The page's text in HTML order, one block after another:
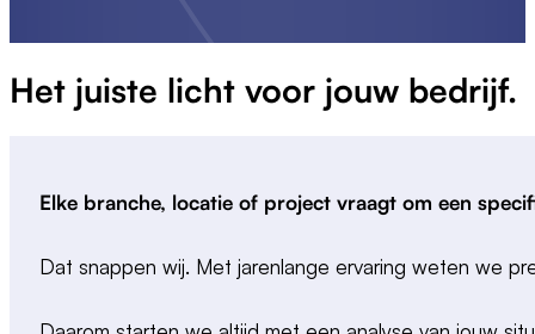
Het juiste licht voor jouw bedrijf.
Elke branche, locatie of project vraagt om een
Dat snappen wij. Met jarenlange ervaring weten we